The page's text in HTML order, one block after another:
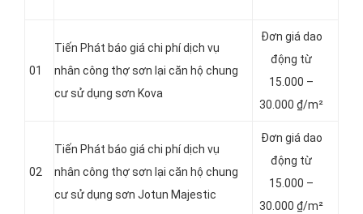
01
Tiến Phát báo giá chi phí dịch vụ
nhân công thợ sơn lại căn hộ chung
cư sử dụng sơn Kova
Đơn giá dao
động từ
15.000 –
30.000 ₫/m²
02
Tiến Phát báo giá chi phí dịch vụ
nhân công thợ sơn lại căn hộ chung
cư sử dụng sơn Jotun Majestic
Đơn giá dao
động từ
15.000 –
30.000 ₫/m²